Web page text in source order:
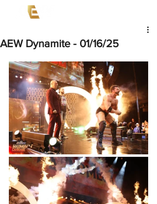
AEW Dynamite - 01/16/25